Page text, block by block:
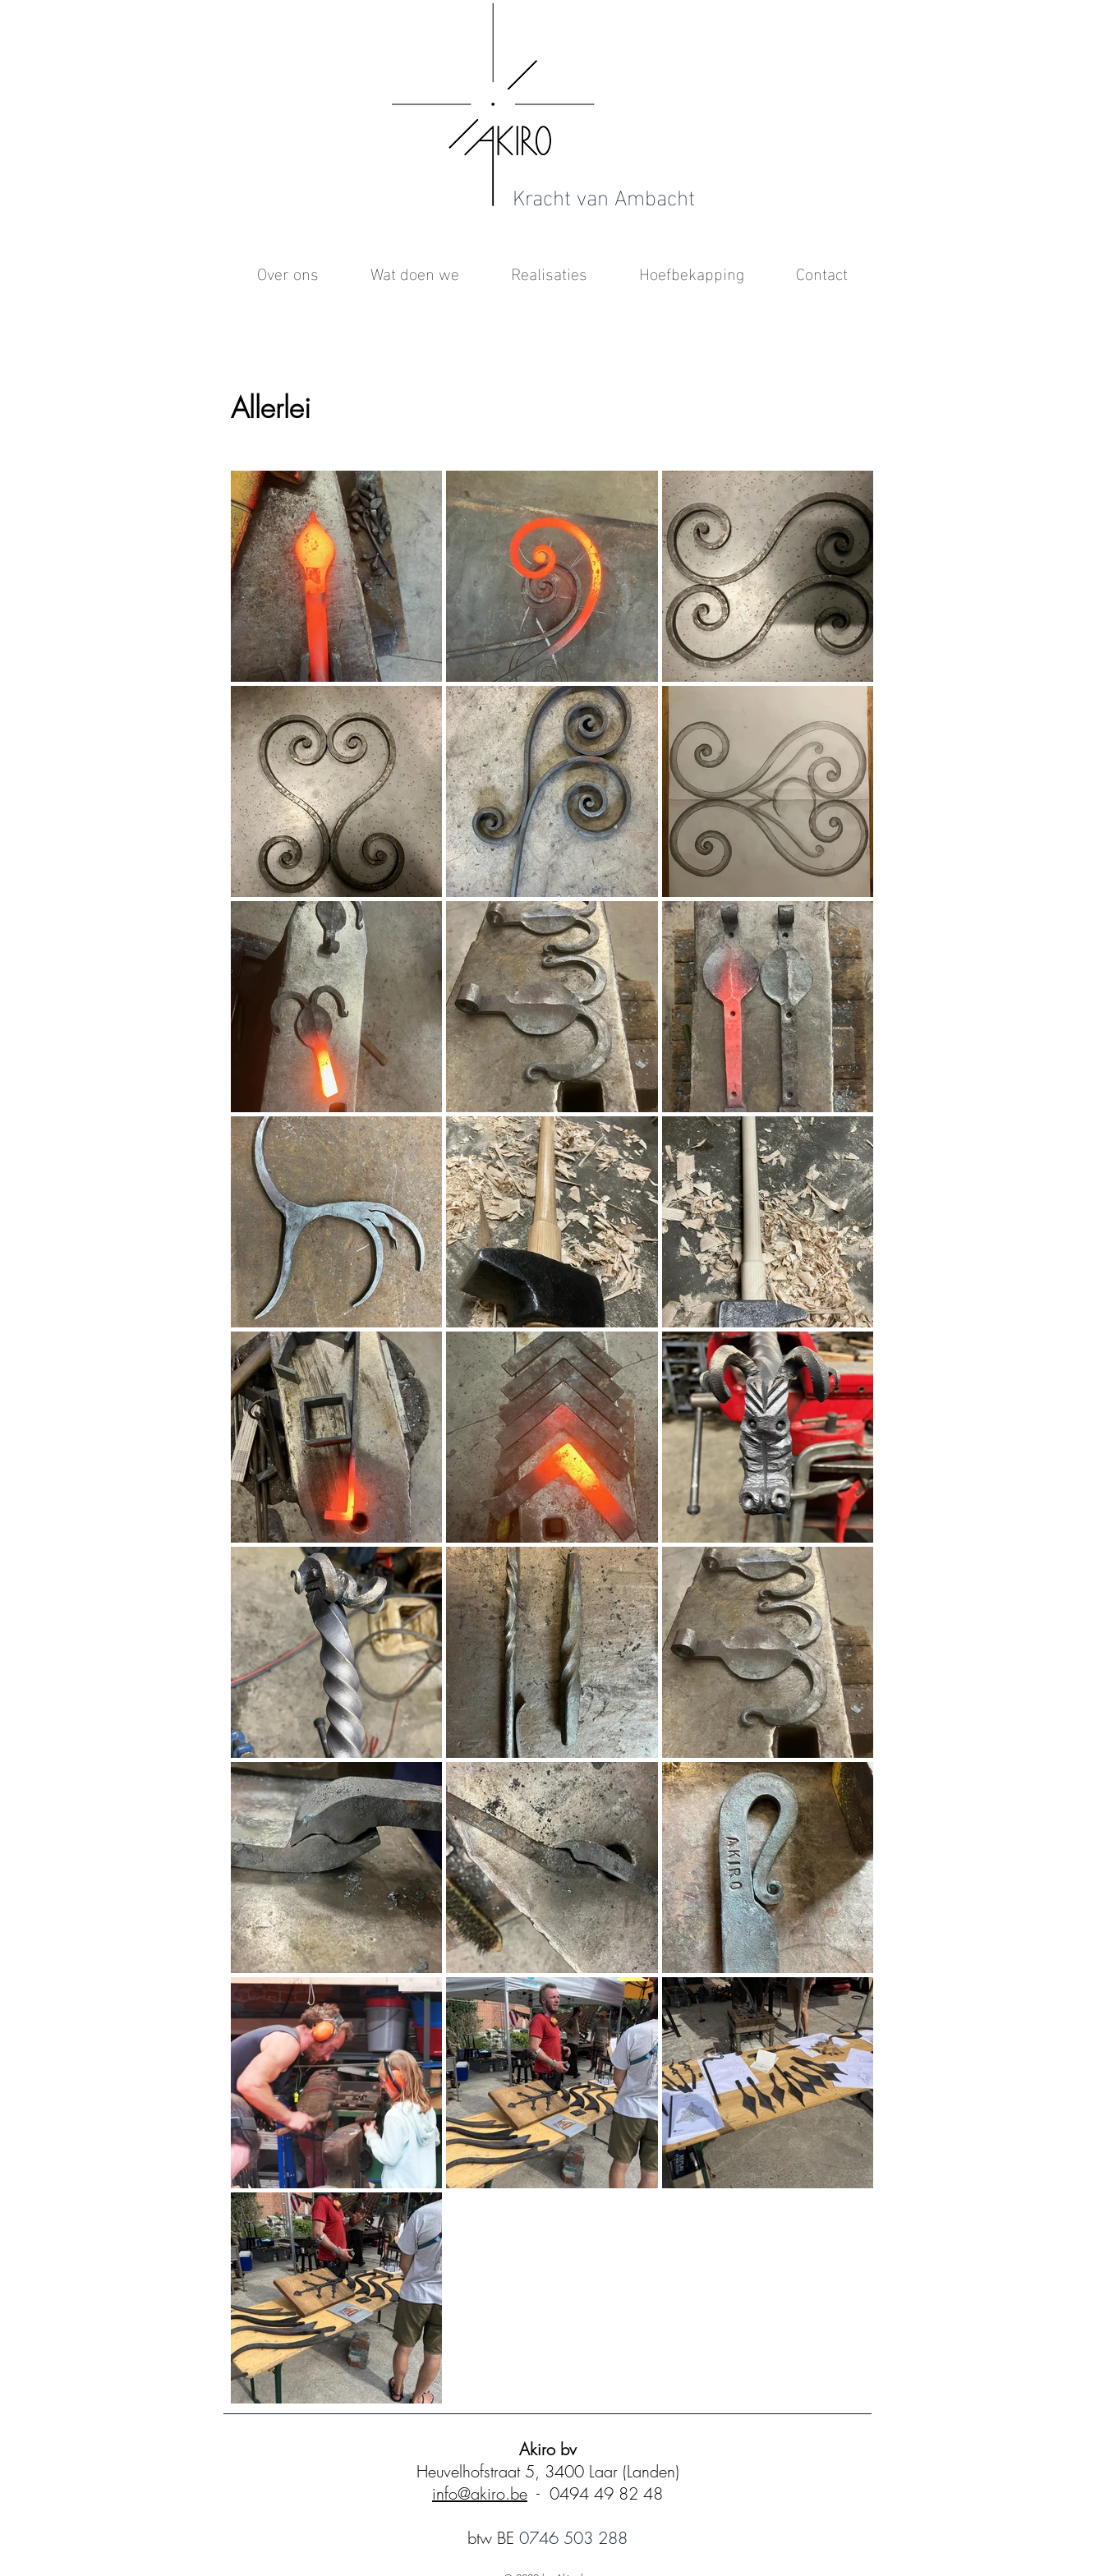
Kracht van Ambacht
Over ons Wat doen we Realisaties Hoefbekapping Contact
Allerlei
Akiro bv
​Heuvelhofstraat 5, 3400 Laar (Landen)
info@akiro.be - 0494 49 82 48
btw BE 0746 503 288